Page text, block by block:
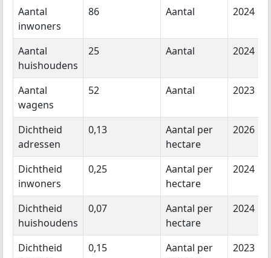
Aantal
inwoners
86 Aantal 2024
Aantal
huishoudens
25 Aantal 2024
Aantal
wagens
52 Aantal 2023
Dichtheid
adressen
0,13
Aantal per
hectare
2026
Dichtheid
inwoners
0,25
Aantal per
hectare
2024
Dichtheid
huishoudens
0,07
Aantal per
hectare
2024
Dichtheid
0,15
Aantal per
2023